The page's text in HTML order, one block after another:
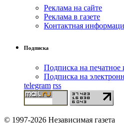
Реклама на сайте
Реклама в газете
Контактная
Подписка
Подписка на печатное
Подписка на
telegram rss
© 1997-2026 Независимая газета